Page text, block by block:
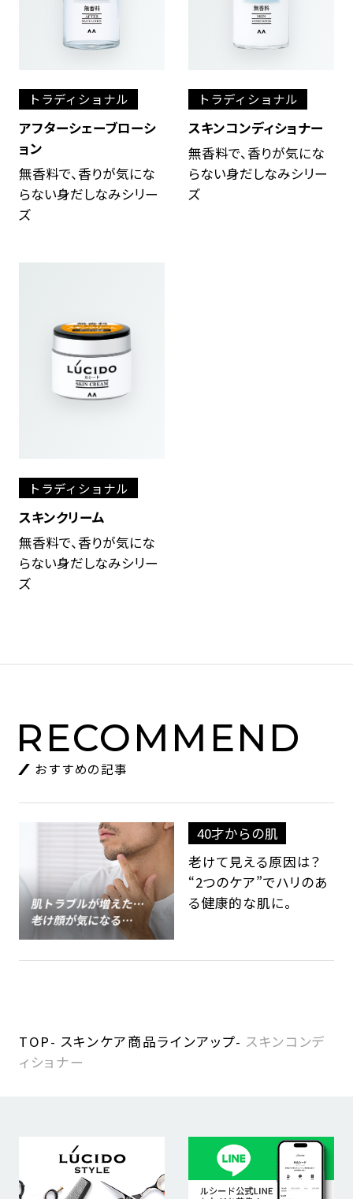
トラディショナル
アフターシェーブローシ
ョン
無香料で、香りが気にな
らない身だしなみシリー
ズ
トラディショナル
スキンコンディショナー
無香料で、香りが気にな
らない身だしなみシリー
ズ
トラディショナル
スキンクリーム
無香料で、香りが気にな
らない身だしなみシリー
ズ
RECOMMEND
おすすめの記事
40才からの肌
老けて見える原因は？
“2つのケア”でハリのあ
る健康的な肌に。
TOP スキンケア商品ラインアップ
スキンコンデ
ィショナー